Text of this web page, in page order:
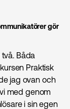
gör
Båda
Praktisk
jag ovan och
med genom
i sin egen